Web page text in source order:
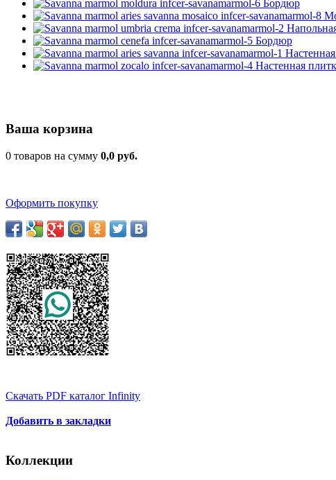
Ваша корзина
0 товаров на сумму 0,0 руб.
Оформить покупку
Скачать PDF каталог Infinity
Добавить в закладки
Коллекции